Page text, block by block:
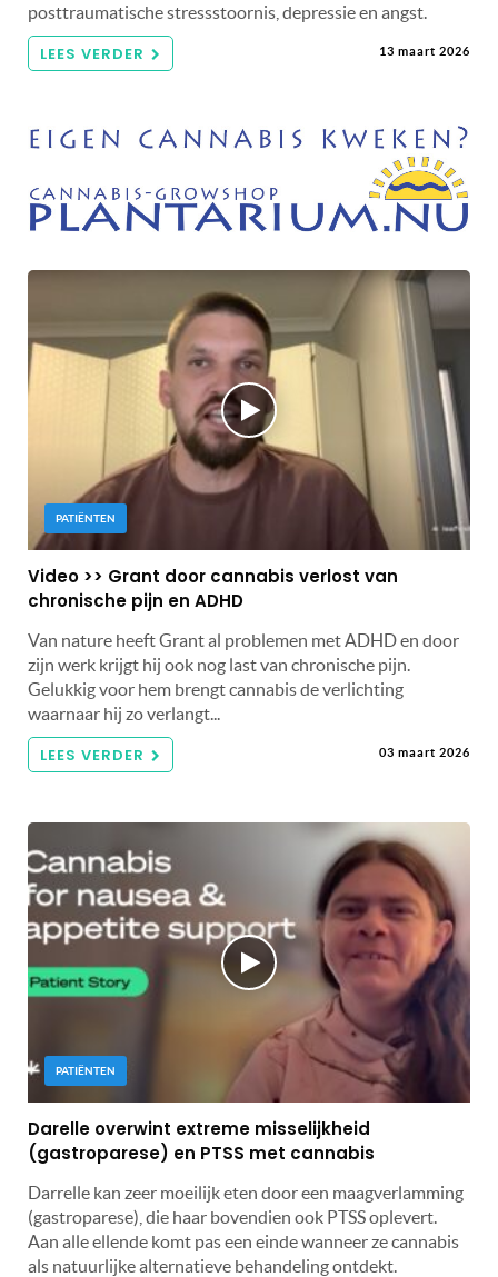
posttraumatische stressstoornis, depressie en angst.
LEES VERDER 13 maart 2026
PATIËNTEN
Video >> Grant door cannabis verlost van
chronische pijn en ADHD
Van nature heeft Grant al problemen met ADHD en door
zijn werk krijgt hij ook nog last van chronische pijn.
Gelukkig voor hem brengt cannabis de verlichting
waarnaar hij zo verlangt...
LEES VERDER 03 maart 2026
PATIËNTEN
Darelle overwint extreme misselijkheid
(gastroparese) en PTSS met cannabis
Darrelle kan zeer moeilijk eten door een maagverlamming
(gastroparese), die haar bovendien ook PTSS oplevert.
Aan alle ellende komt pas een einde wanneer ze cannabis
als natuurlijke alternatieve behandeling ontdekt.